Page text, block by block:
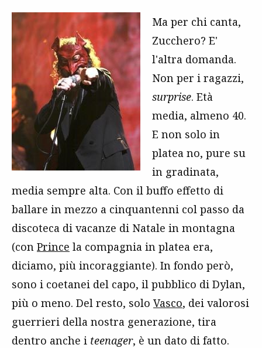
Ma per chi canta,
Zucchero? E'
l'altra domanda.
Non per i ragazzi,
surprise. Età
media, almeno 40.
E non solo in
platea no, pure su
in gradinata,
media sempre alta. Con il buffo effetto di
ballare in mezzo a cinquantenni col passo da
discoteca di vacanze di Natale in montagna
(con Prince la compagnia in platea era,
diciamo, più incoraggiante). In fondo però,
sono i coetanei del capo, il pubblico di Dylan,
più o meno. Del resto, solo Vasco, dei valorosi
guerrieri della nostra generazione, tira
dentro anche i teenager, è un dato di fatto.